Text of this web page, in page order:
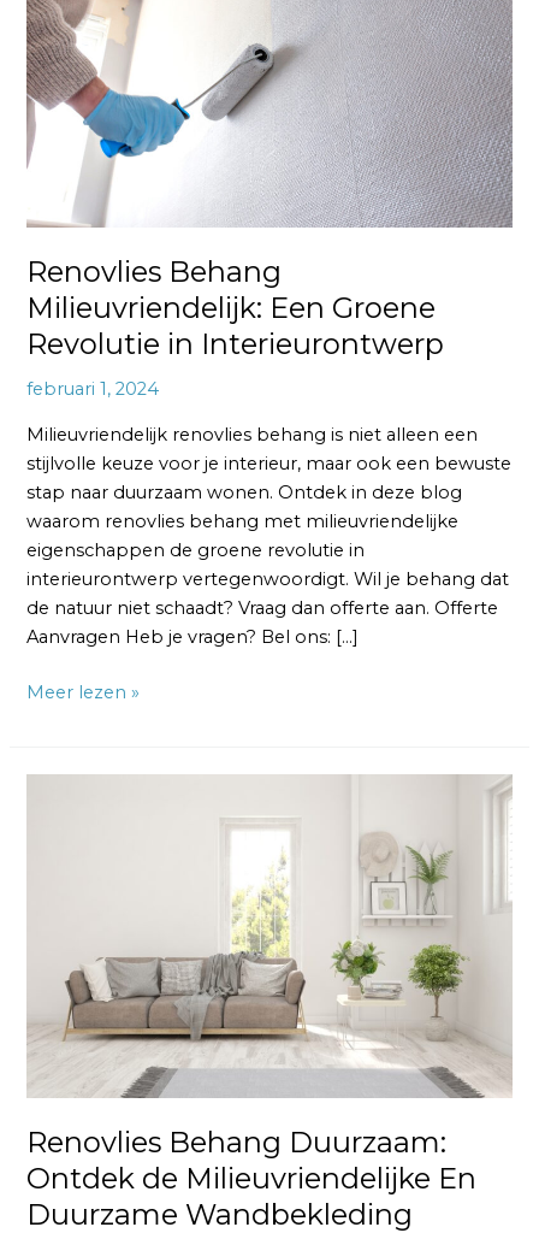
Renovlies Behang
Milieuvriendelijk: Een Groene
Revolutie in Interieurontwerp
februari 1, 2024
Milieuvriendelijk renovlies behang is niet alleen een
stijlvolle keuze voor je interieur, maar ook een bewuste
stap naar duurzaam wonen. Ontdek in deze blog
waarom renovlies behang met milieuvriendelijke
eigenschappen de groene revolutie in
interieurontwerp vertegenwoordigt. Wil je behang dat
de natuur niet schaadt? Vraag dan offerte aan. Offerte
Aanvragen Heb je vragen? Bel ons: […]
Een
Groene
Revolutie
in
Interieurontwerp
Meer lezen »
Renovlies Behang Duurzaam:
Ontdek de Milieuvriendelijke En
Duurzame Wandbekleding
Duurzame
Wandbekleding